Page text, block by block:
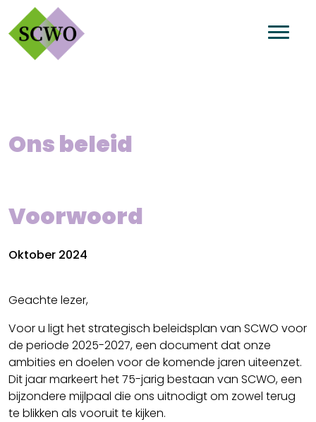
Ons beleid
Voorwoord
Oktober 2024
Geachte lezer,
Voor u ligt het strategisch beleidsplan van SCWO voor
de periode 2025-2027, een document dat onze
ambities en doelen voor de komende jaren uiteenzet.
Dit jaar markeert het 75-jarig bestaan van SCWO, een
bijzondere mijlpaal die ons uitnodigt om zowel terug
te blikken als vooruit te kijken.